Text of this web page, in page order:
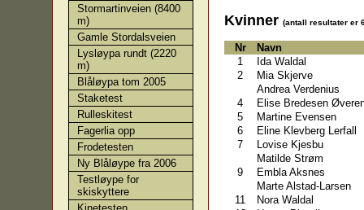
Stormartinveien (8400
m)
Gamle Stordalsveien
Lysløypa rundt (2220
m)
Blåløypa tom 2005
Staketest
Rulleskitest
Fagerlia opp
Frodetesten
Ny Blåløype fra 2006
Testløype for
skiskyttere
Kvinner(antall resultater er
Nr
Navn
1
Ida Waldal
2
Mia Skjerve
Andrea Verdenius
4
Elise Bredesen
5
Martine Evensen
6
Eline Klevberg Lerfall
7
Lovise Kjesbu
Matilde Strøm
9
Embla Aksnes
Marte Alstad-Larsen
11
Nora Waldal